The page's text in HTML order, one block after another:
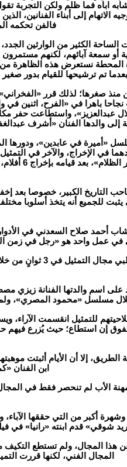
اباه فما ظلم ولكن التجربة
الاتهام إلى أبناء الفنانين،
فالفن تحكمه
الكثير من الوارثين
أو سمعة آبائهم، لكنهم
المحطة نستعرض هذه الظاهرة من
تم ترشيحها للقيام بدور
منذ صغرها؛ لذلك قرر
باهرا في «الفرح، اثنين في
«دلال عبدالعزيز»، واستطاعت
إلى والدها الفنان «أشرف
في عابدين»، ودورها
في الإخراج، والآخر في
أفلام
التاريخ الكبير، خصوصا بعد
للجميع أنه يتخذ أسلوبا
أحمد صلاح السعدني في الأدوار
عمل واحد هو «رجل في زمن
بينما اقتحمت
على اسم والدتها الفنانة زيزي
مسلسل «محمود المصري»، ولم
للتمثيل انقسمت الآراء،
يتفوق إن استطاع؛ حيث يُزرع
الطريق، إلا أن الأيام أثبتت
ابن الفنان
الأب لم تنحصر فقط في المجال
وشهرة أكبر من التي حققها
شوقي» قدم ابنته «رانيا» في
هذا المجال، ولم تستطع التكيف
المجال الفني، لكنها قررت